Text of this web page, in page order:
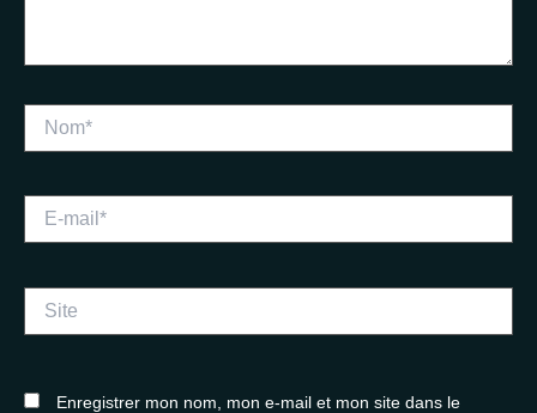
mail*
Enregistrer mon nom, mon e-mail et mon site dans le